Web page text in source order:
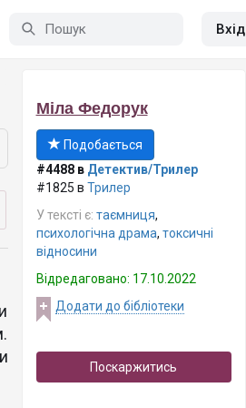
Вхід
Міла Федорук
Подобається
#4488 в Детектив/Трилер
#1825 в Трилер
У тексті є: таємниця,
психологічна драма, токсичні
відносини
Відредаговано: 17.10.2022
Додати до бібліотеки
Поскаржитись